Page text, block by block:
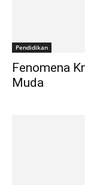
Pendidikan
Fenomena
Muda